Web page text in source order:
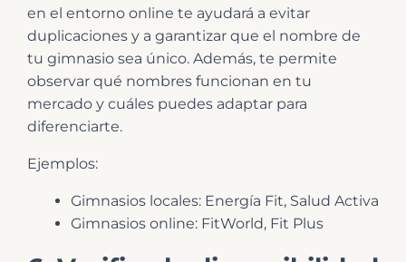
en el entorno online te ayudará a evitar
duplicaciones y a garantizar que el nombre de
tu gimnasio sea único. Además, te permite
observar qué nombres funcionan en tu
mercado y cuáles puedes adaptar para
diferenciarte.
Ejemplos:
Gimnasios locales: Energía Fit, Salud Activa
Gimnasios online: FitWorld, Fit Plus